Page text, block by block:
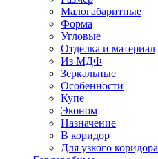
Малогабаритные
Форма
Угловые
Отделка и материал
Из МДФ
Зеркальные
Особенности
Купе
Эконом
Назначение
В коридор
Для узкого коридора